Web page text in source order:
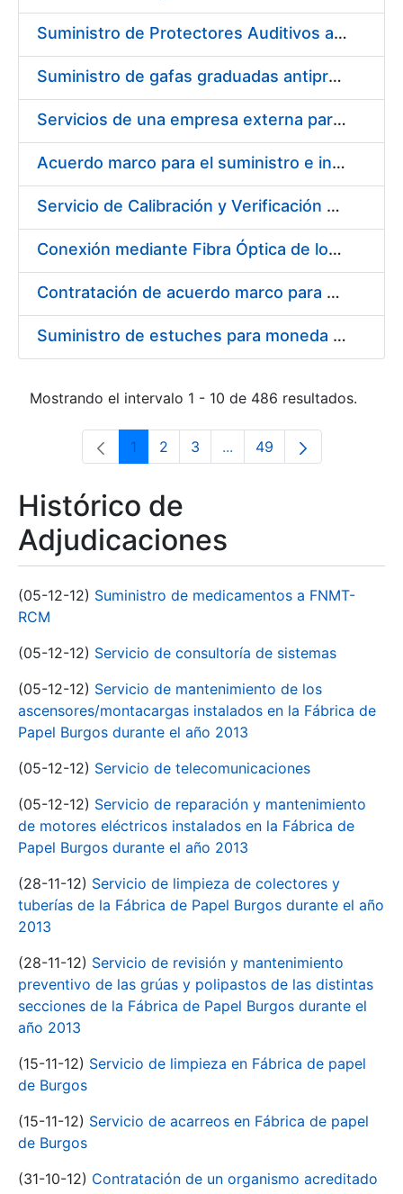
Suministro de Protectores Auditivos a medida para las personas trabajadoras de los Centros de Trabajo de Madrid y Burgos
Suministro de gafas graduadas antiproyecciones para los trabajadores de la FNMT-RCM en los centros de trabajo de Madrid y Burgos
Servicios de una empresa externa para el asesoramiento y resolución de los recursos de alzada que se presentan relacionados con procesos de selección para la FNMT-RCM
Acuerdo marco para el suministro e instalación de persianas, estores y otros complementos
Servicio de Calibración y Verificación Externa de los Equipos de Medición del Servicio de Prevención de la FNMT-RCM
Conexión mediante Fibra Óptica de los Centros de Proceso de Datos (CPDs) de las sedes de la FNMT-RCM de Burgos y Madrid
Contratación de acuerdo marco para el Suministro de Material de Electricidad para la Fábrica Nacional de Moneda y Timbre-Real Casa de la Moneda en su centro de trabajo de Burgos
Suministro de estuches para moneda de 30 €
Mostrando el intervalo 1 - 10 de 486 resultados.
Página
1 Página
2 Página
3 ...Páginas intermedias Use
Página
49
Histórico de
Adjudicaciones
(05-12-12) Suministro de medicamentos a FNMT-
RCM
(05-12-12) Servicio de consultoría de sistemas
(05-12-12) Servicio de mantenimiento de los
ascensores/montacargas instalados en la Fábrica de
Papel Burgos durante el año 2013
(05-12-12) Servicio de telecomunicaciones
(05-12-12) Servicio de reparación y mantenimiento
de motores eléctricos instalados en la Fábrica de
Papel Burgos durante el año 2013
(28-11-12) Servicio de limpieza de colectores y
tuberías de la Fábrica de Papel Burgos durante el año
2013
(28-11-12) Servicio de revisión y mantenimiento
preventivo de las grúas y polipastos de las distintas
secciones de la Fábrica de Papel Burgos durante el
año 2013
(15-11-12) Servicio de limpieza en Fábrica de papel
de Burgos
(15-11-12) Servicio de acarreos en Fábrica de papel
de Burgos
(31-10-12) Contratación de un organismo acreditado